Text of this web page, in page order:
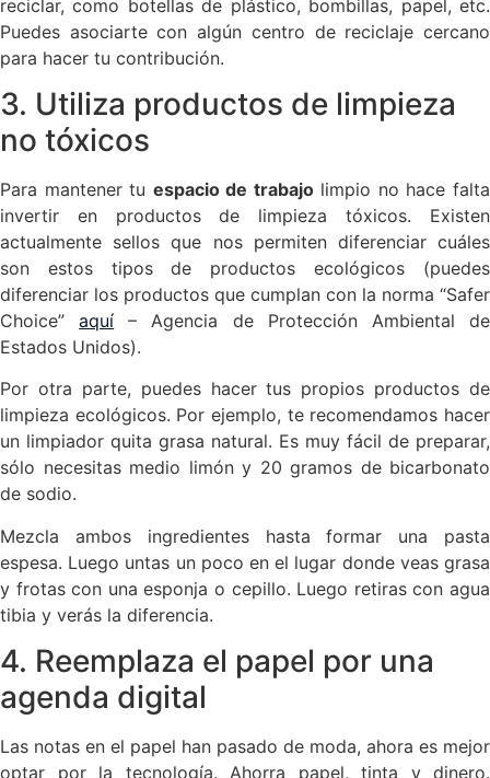
reciclar, como botellas de plástico, bombillas, papel, etc.
Puedes asociarte con algún centro de reciclaje cercano
para hacer tu contribución.
3. Utiliza productos de limpieza
no tóxicos
Para mantener tu espacio de trabajolimpio no hace falta
invertir en productos de limpieza tóxicos. Existen
actualmente sellos que nos permiten diferenciar cuáles
son estos tipos de productos ecológicos (puedes
diferenciar los productos que cumplan con la norma “Safer
Choice”aquí – Agencia de Protección Ambiental de
Estados Unidos).
Por otra parte, puedes hacer tus propios productos de
limpieza ecológicos. Por ejemplo, te recomendamos hacer
un limpiador quita grasa natural. Es muy fácil de preparar,
sólo necesitas medio limón y 20 gramos de bicarbonato
de sodio.
Mezcla ambos ingredientes hasta formar una pasta
espesa. Luego untas un poco en el lugar donde veas grasa
y frotas con una esponja o cepillo. Luego retiras con agua
tibia y verás la diferencia.
4. Reemplaza el papel por una
agenda digital
Las notas en el papel han pasado de moda, ahora es mejor
optar por la tecnología. Ahorra papel, tinta y dinero.